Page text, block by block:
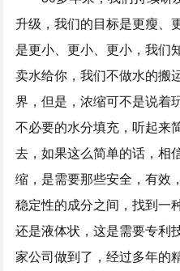
升级，我们的目标是更瘦、
是更小、更小、更小，我们
卖水给你，我们不做水的搬
界，但是，浓缩可不是说着
不必要的水分填充，听起来
去，如果这么简单的话，相
缩，是需要那些安全，有效
稳定性的成分之间，找到一
还是液体状，这是需要专利
家公司做到了，经过多年的